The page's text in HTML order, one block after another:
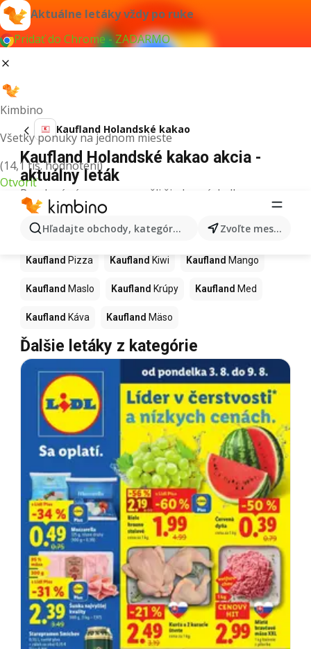
Aktuálne letáky vždy po ruke
Pridať do Chrome - ZADARMO
Kimbino
Všetky ponuky na jednom mieste
(14,1 tis. hodnotení)
Otvoriť
Hľadajte obchody, kategórie, produkty... Zvoľte mesto
Kaufland Holandské kakao
Kaufland Holandské kakao akcia -
aktuálny leták
Pre daný výraz sme nenašli žiadne výsledky.
Ďalšie produkty v obchodoch
Kaufland
Kaufland Pizza Kaufland Kiwi Kaufland Mango
Kaufland Maslo Kaufland Krúpy Kaufland Med
Kaufland Káva Kaufland Mäso
Ďalšie letáky z kategórie